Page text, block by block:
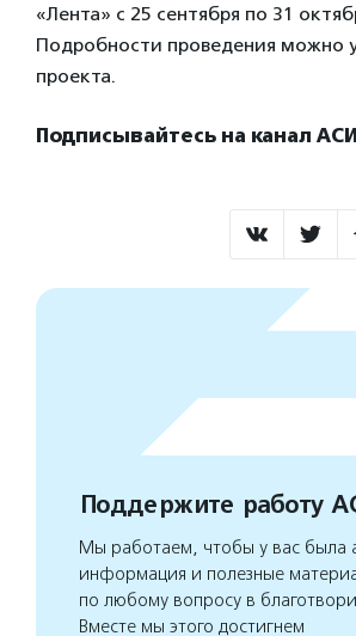
«Лента» с 25 сентября по 31
Подробности проведения можно
проекта.
Подписывайтесь на канал
Поддержите работу
Мы работаем, чтобы у вас была
информация и полезные
по любому вопросу в
Вместе мы этого достигнем